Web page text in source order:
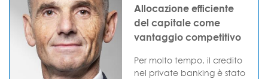
Allocazione efficiente
del capitale come
vantaggio competitivo
Per molto tempo, il credito
nel private banking è stato